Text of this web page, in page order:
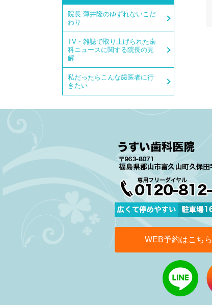
院長 薄井隆のゆずれないこだ
わり
TV・雑誌で取り上げられた歯
科ニュースに関する院長の見
解
私だったらこんな歯医者に行
きたい
WEB予約はこちら